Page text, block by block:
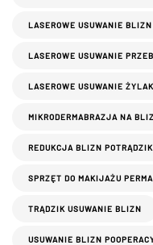
LASEROWE USUWANIE
LASEROWE USUWANIE
LASEROWE USUWANIE
MIKRODERMABRAZJA NA
REDUKCJA BLIZN
SPRZĘT DO MAKIJAŻU
TRĄDZIK USUWANIE BLIZN
USUWANIE BLIZN